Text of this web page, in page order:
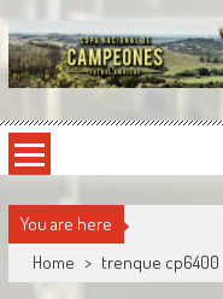
to
content
Copa Nacional
El torneo semestral que reúne a
You are here
Home > trenque cp6400